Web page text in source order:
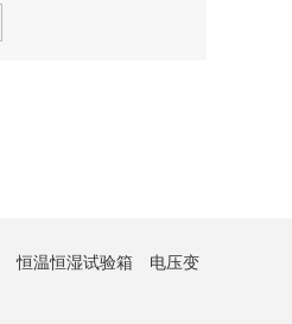
恒温恒湿试验箱 电压变